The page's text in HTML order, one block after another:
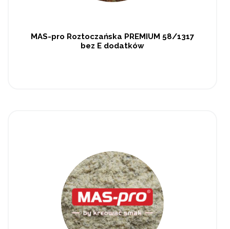
MAS-pro Roztoczańska PREMIUM 58/1317
bez E dodatków